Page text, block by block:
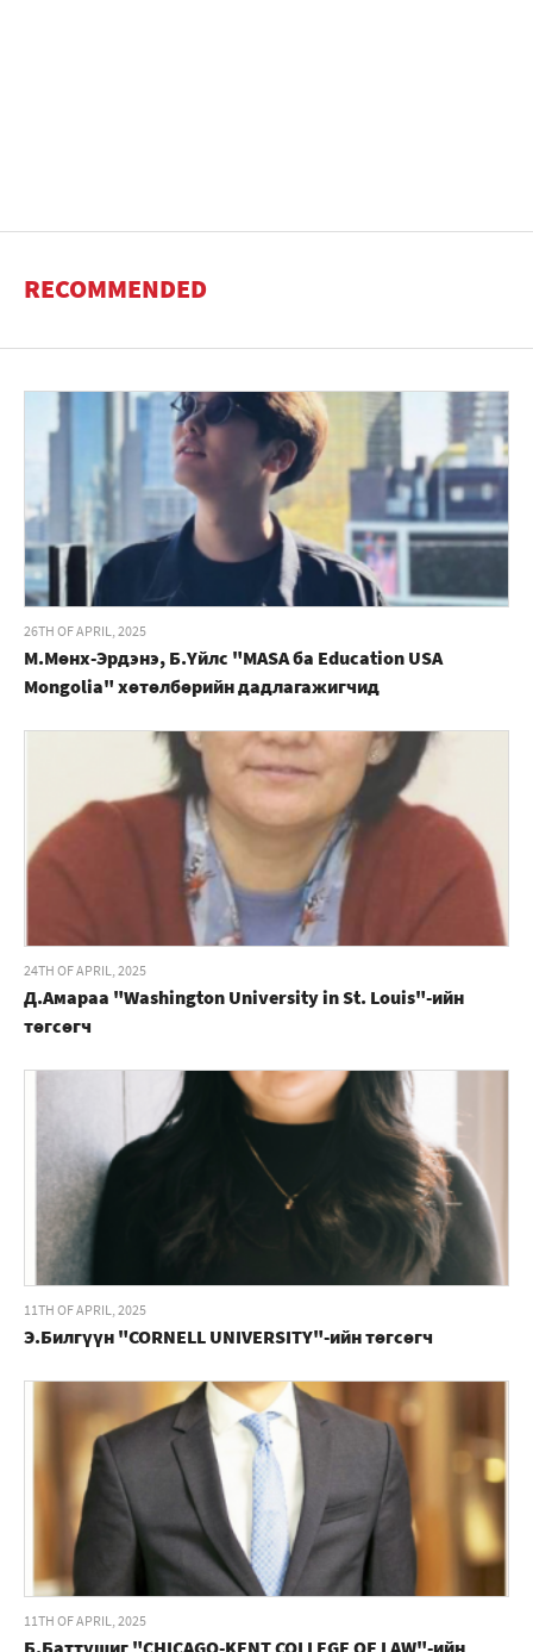
RECOMMENDED
26TH OF APRIL, 2025
М.Мөнх-Эрдэнэ, Б.Үйлс "MASA ба Education USA
Mongolia" хөтөлбөрийн дадлагажигчид
24TH OF APRIL, 2025
Д.Амараа "Washington University in St. Louis"-ийн
төгсөгч
11TH OF APRIL, 2025
Э.Билгүүн "CORNELL UNIVERSITY"-ийн төгсөгч
11TH OF APRIL, 2025